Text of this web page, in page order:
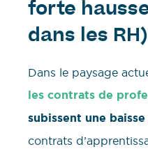
forte
dans les RH)
Dans le paysage
les contrats de
subissent une
contrats